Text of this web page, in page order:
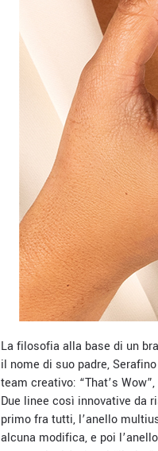
La filosofia alla base di un
il nome di suo padre,
team creativo: “That’s
Due linee così innovative da
primo fra tutti, l’anello
alcuna modifica, e poi